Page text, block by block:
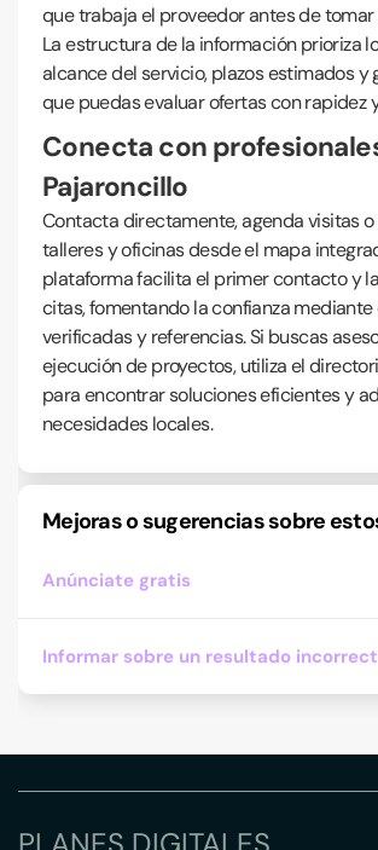
que trabaja el proveedor antes de tomar
La estructura de la información prioriza
alcance del servicio, plazos estimados y
que puedas evaluar ofertas con rapidez
Conecta con
Pajaroncillo
Contacta directamente, agenda visitas o
talleres y oficinas desde el mapa
plataforma facilita el primer contacto y
citas, fomentando la confianza
verificadas y referencias. Si buscas
ejecución de proyectos, utiliza el
para encontrar soluciones eficientes y
necesidades locales.
Mejoras o sugerencias sobre
Anúnciate gratis
Informar sobre un resultado